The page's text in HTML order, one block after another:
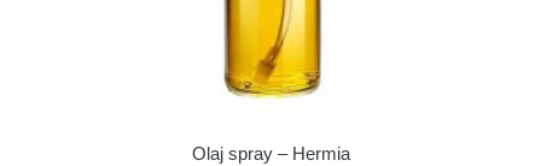
Olaj spray – Hermia